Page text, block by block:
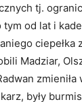
tj.
tym od lat i
Madziar,
zmieniła
były